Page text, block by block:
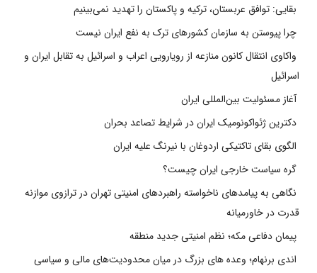
بقایی: توافق عربستان، ترکیه و پاکستان را تهدید نمی‌بینیم
چرا پیوستن به سازمان کشورهای ترک به نفع ایران نیست
واکاوی انتقال کانون منازعه از رویارویی اعراب و اسرائیل به تقابل ایران و
اسرائیل
آغاز مسئولیت بین‌المللی ایران
دکترین ژئواکونومیک ایران در شرایط تصاعد بحران
الگوی بقای تاکتیکی اردوغان با نیرنگ علیه ایران
گره سیاست خارجی ایران چیست؟
نگاهی به پیامدهای ناخواسته راهبردهای امنیتی تهران در ترازوی موازنه
قدرت در خاورمیانه
پیمان دفاعی مکه؛ نظم امنیتی جدید منطقه
اندی برنهام؛ وعده های بزرگ در میان محدودیت‌های مالی و سیاسی